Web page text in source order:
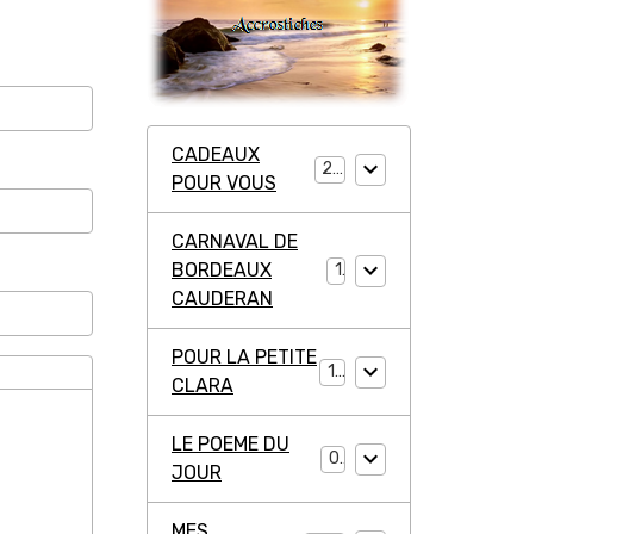
CADEAUX
POUR VOUS
20
CARNAVAL DE
BORDEAUX
CAUDERAN
1
POUR LA PETITE
CLARA
11
LE POEME DU
JOUR
0